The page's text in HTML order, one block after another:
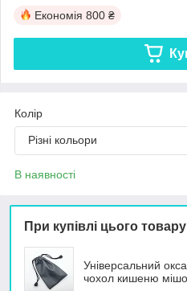
Економія 800 ₴
Колір
Різні кольори
В наявності
При купівлі цього
Універсальний
чохол кишеню